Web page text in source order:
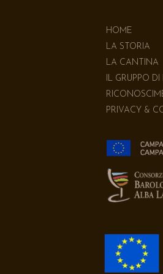
HOME
LA STORIA
LA CANTINA
IL GRUPPO
PRIVACY &